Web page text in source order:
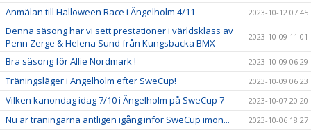
Anmälan till Halloween Race i Ängelholm 4/11 2023-10-12 07:45
Denna säsong har vi sett prestationer i världsklass av
Penn Zerge & Helena Sund från Kungsbacka BMX
2023-10-09 11:01
Bra säsong för Allie Nordmark ! 2023-10-09 06:29
Träningsläger i Ängelholm efter SweCup! 2023-10-09 06:23
Vilken kanondag idag 7/10 i Ängelholm på SweCup 7 2023-10-07 20:20
Nu är träningarna äntligen igång inför SweCup imon... 2023-10-06 18:27